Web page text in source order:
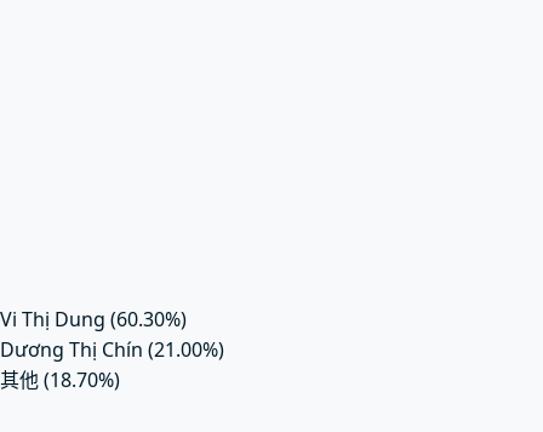
Vi Thị Dung (60.30%)
Dương Thị Chín (21.00%)
其他(18.70%)